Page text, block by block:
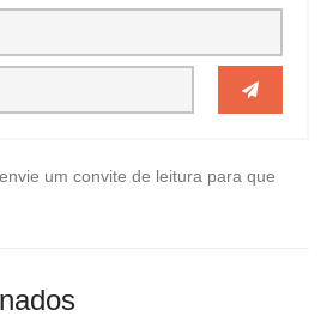
um convite de leitura para que